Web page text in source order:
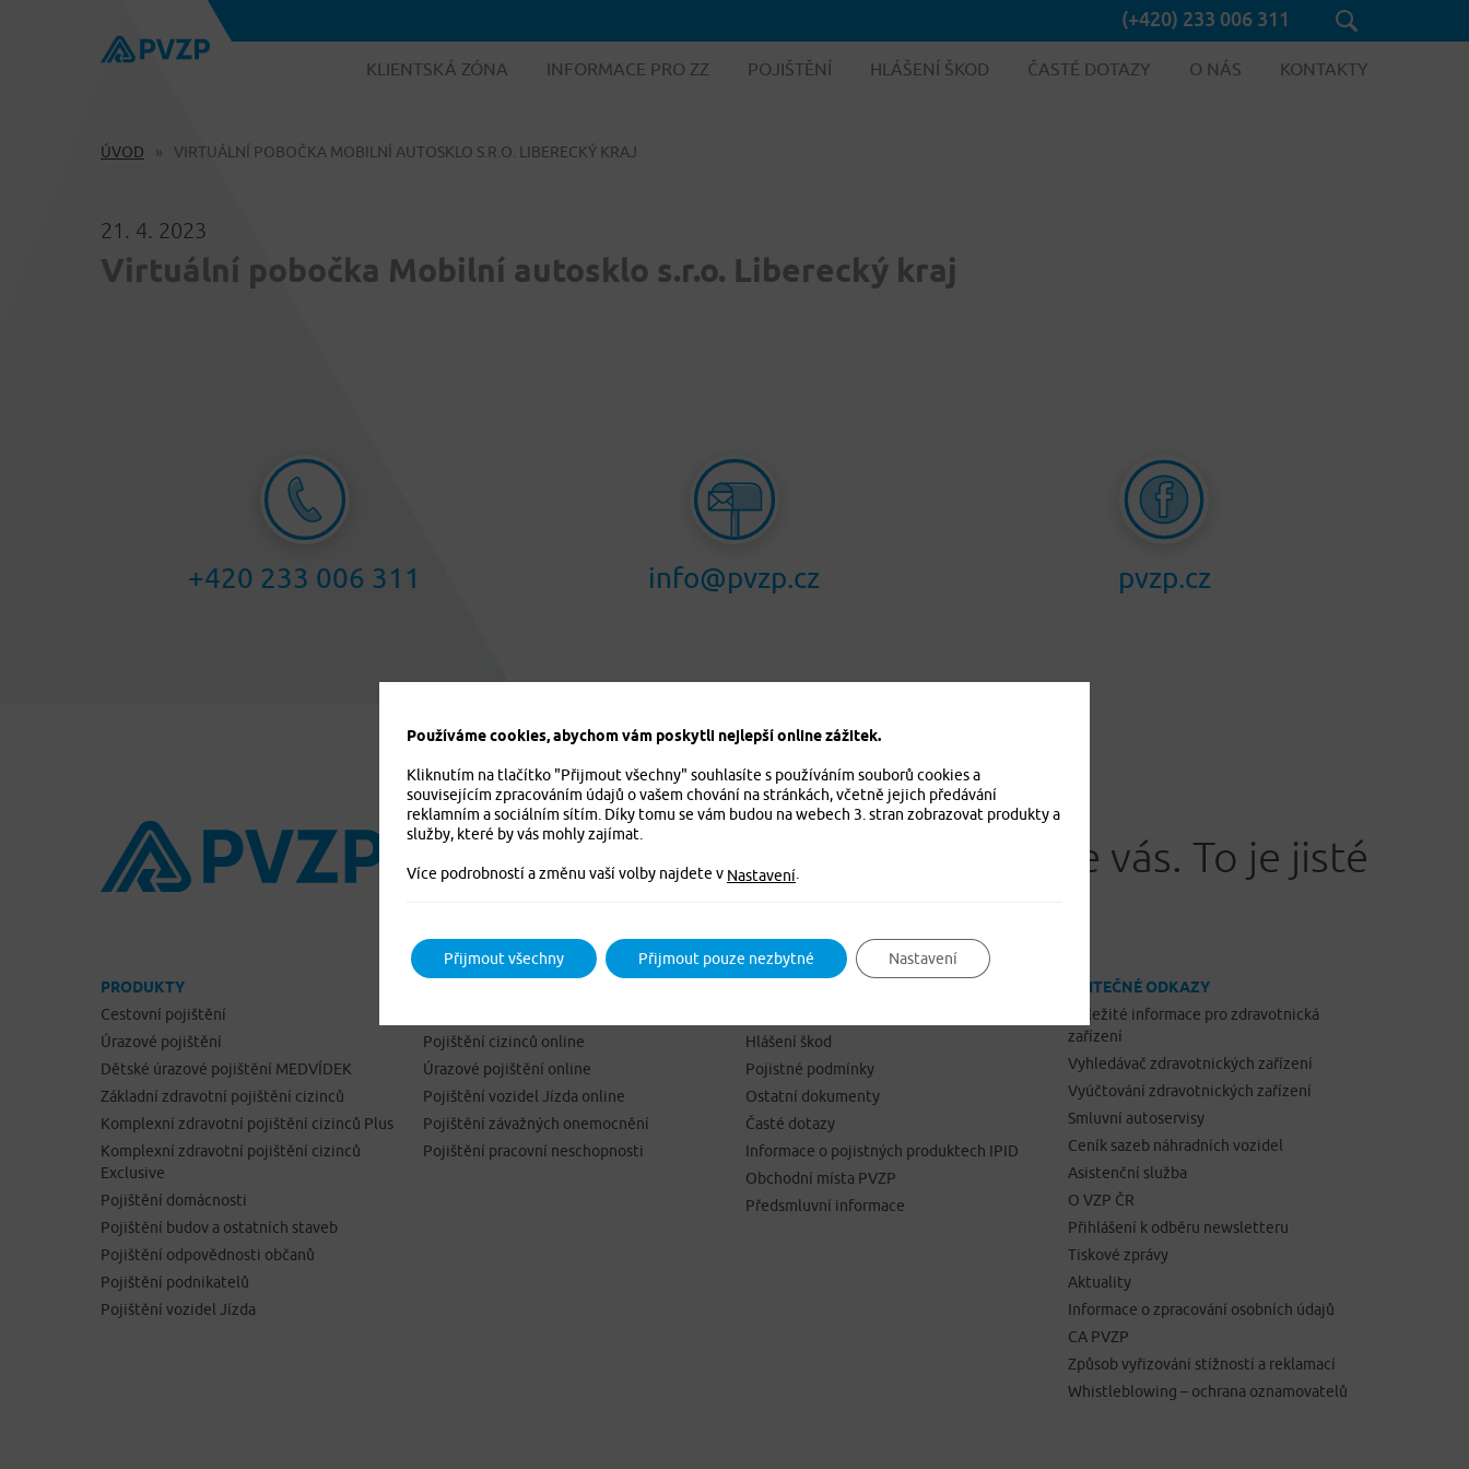
(+420) 233 006 311
KLIENTSKÁ ZÓNA INFORMACE PRO ZZ POJIŠTĚNÍ HLÁŠENÍ ŠKOD ČASTÉ DOTAZY O NÁS KONTAKTY
ÚVOD VIRTUÁLNÍ POBOČKA MOBILNÍ AUTOSKLO S.R.O. LIBERECKÝ KRAJ
21. 4. 2023
Virtuální pobočka Mobilní autosklo s.r.o. Liberecký kraj
+420 233 006 311 info@pvzp.cz pvzp.cz
Jistíme vás. To je jisté
PRODUKTY
Cestovní pojištění
Úrazové pojištění
Dětské úrazové pojištění MEDVÍDEK
Základní zdravotní pojištění cizinců
Komplexní zdravotní pojištění cizinců Plus
Komplexní zdravotní pojištění cizinců
Exclusive
Pojištění domácnosti
Pojištění budov a ostatních staveb
Pojištění odpovědnosti občanů
Pojištění podnikatelů
Pojištění vozidel Jízda
Pojištění cizinců online
Úrazové pojištění online
Pojištění vozidel Jízda online
Pojištění závažných onemocnění
Pojištění pracovní neschopnosti
Hlášení škod
Pojistné podmínky
Ostatní dokumenty
Časté dotazy
Informace o pojistných produktech IPID
Obchodní místa PVZP
Předsmluvní informace
UŽITEČNÉ ODKAZY
Důležité informace pro zdravotnická
zařízení
Vyhledávač zdravotnických zařízení
Vyúčtování zdravotnických zařízení
Smluvní autoservisy
Ceník sazeb náhradních vozidel
Asistenční služba
O VZP ČR
Přihlášení k odběru newsletteru
Tiskové zprávy
Aktuality
Informace o zpracování osobních údajů
CA PVZP
Způsob vyřizování stížností a reklamací
Whistleblowing – ochrana oznamovatelů
Používáme cookies, abychom vám poskytli nejlepší online zážitek.
Kliknutím na tlačítko "Přijmout všechny" souhlasíte s používáním souborů cookies a
souvisejícím zpracováním údajů o vašem chování na stránkách, včetně jejich předávání
reklamním a sociálním sítím. Díky tomu se vám budou na webech 3. stran zobrazovat produkty a
služby, které by vás mohly zajímat.
Více podrobností a změnu vaší volby najdete v Nastavení.
Přijmout všechny Přijmout pouze nezbytné Nastavení